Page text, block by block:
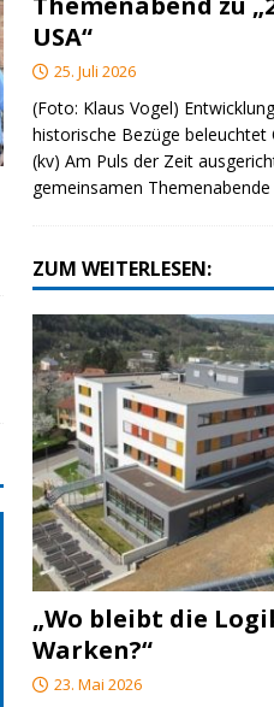
JUGEND/BILDUNG
USA“
25. Juli 2026
(Foto: Klaus Vogel)
historische Bezüge beleuchtet
(kv) Am Puls der Zeit
gemeinsamen
ZUM WEITERLESEN:
„Wo bleibt die
Warken?“
23. Mai 2026